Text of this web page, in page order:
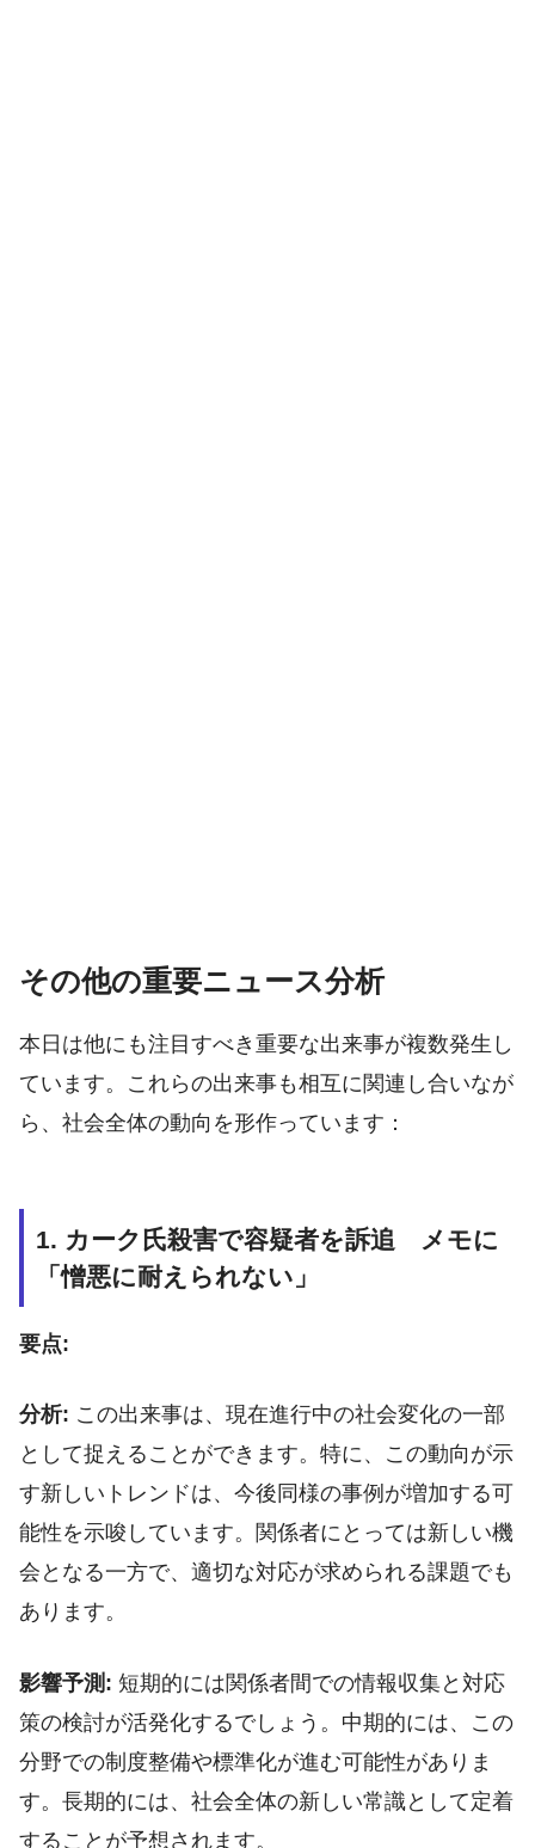
その他の重要ニュース分析
本日は他にも注目すべき重要な出来事が複数発生し
ています。これらの出来事も相互に関連し合いなが
ら、社会全体の動向を形作っています：
1. カーク氏殺害で容疑者を訴追 メモに
「憎悪に耐えられない」
要点:
分析: この出来事は、現在進行中の社会変化の一部
として捉えることができます。特に、この動向が示
す新しいトレンドは、今後同様の事例が増加する可
能性を示唆しています。関係者にとっては新しい機
会となる一方で、適切な対応が求められる課題でも
あります。
影響予測: 短期的には関係者間での情報収集と対応
策の検討が活発化するでしょう。中期的には、この
分野での制度整備や標準化が進む可能性がありま
す。長期的には、社会全体の新しい常識として定着
することが予想されます。